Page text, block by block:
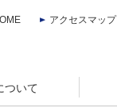
アクセスマップ
ついて